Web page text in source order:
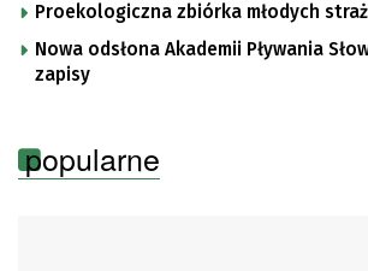
Proekologiczna zbiórka młodych
Nowa odsłona Akademii Pływania
zapisy
popularne